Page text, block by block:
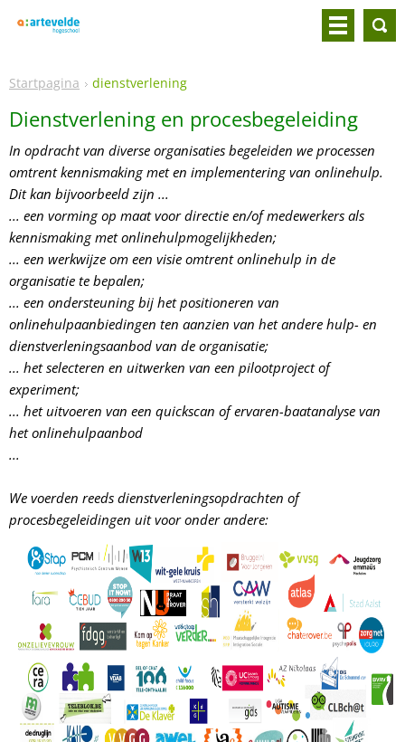
Startpagina dienstverlening
Dienstverlening en procesbegeleiding
In opdracht van diverse organisaties begeleiden we processen
omtrent kennismaking met en implementering van onlinehulp.
Dit kan bijvoorbeeld zijn ...
... een vorming op maat voor directie en/of medewerkers als
kennismaking met onlinehulpmogelijkheden;
... een werkwijze om een visie omtrent onlinehulp in de
organisatie te bepalen;
... een ondersteuning bij het positioneren van
onlinehulpaanbiedingen ten aanzien van het andere hulp- en
dienstverleningsaanbod van de organisatie;
... het selecteren en uitwerken van een pilootproject of
experiment;
... het uitvoeren van een quickscan of ervaren-baatanalyse van
het onlinehulpaanbod
...
We voerden reeds dienstverleningsopdrachten of
procesbegeleidingen uit voor onder andere: